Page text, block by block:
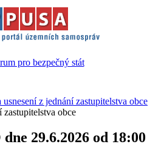
usnesení z jednání zastupitelstva obce
zastupitelstva obce
29.6.2026 od 18:00